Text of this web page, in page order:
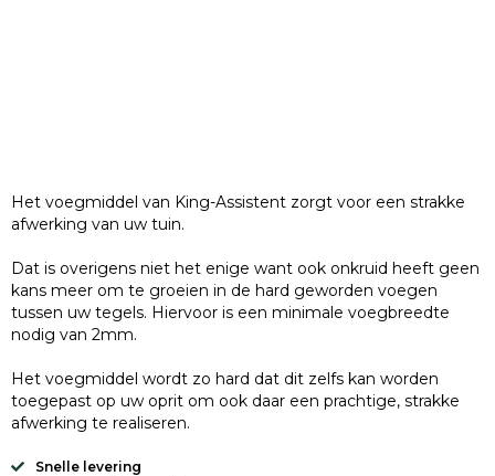
Het voegmiddel van King-Assistent zorgt voor een strakke
afwerking van uw tuin.
Dat is overigens niet het enige want ook onkruid heeft geen
kans meer om te groeien in de hard geworden voegen
tussen uw tegels. Hiervoor is een minimale voegbreedte
nodig van 2mm.
Het voegmiddel wordt zo hard dat dit zelfs kan worden
toegepast op uw oprit om ook daar een prachtige, strakke
afwerking te realiseren.
Snelle levering